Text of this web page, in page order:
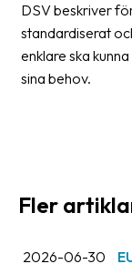
Förbjudet
och
farligt
innehåll
DSV beskriver
standardiserat
enklare ska
sina behov.
Fler
2026-06-30